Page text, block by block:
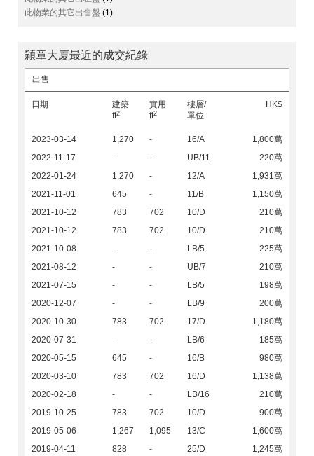
此物業的其它出售盤 (1)
穎章大廈最近的成交紀錄
出售
日期
建築
ft2
實用
ft2
樓層/
單位
HK$
2023-03-14 1,270 - 16/A
1,800萬
2022-11-17
- - UB/11
220萬
2022-01-24
1,270 - 12/A
1,931萬
2021-11-01
645 - 11/B
1,150萬
2021-10-12
783 702 10/D
210萬
2021-10-12
783 702 10/D
210萬
2021-10-08
- - LB/5
225萬
2021-08-12
- - UB/7
210萬
2021-07-15
- - LB/5
198萬
2020-12-07
- - LB/9
200萬
2020-10-30
783 702 17/D
1,180萬
2020-07-31
- - LB/6
185萬
2020-05-15
645 - 16/B
980萬
2020-03-10
783 702 16/D
1,138萬
2020-02-18
- - LB/16
210萬
2019-10-25
783 702 10/D
900萬
2019-05-06
1,267 1,095 13/C
1,600萬
2019-04-11
828 - 25/D 1,245萬